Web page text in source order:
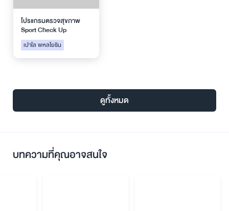
โปรแกรมตรวจสุขภาพ
Sport Check Up
เปาโล พหลโยธิน
ดูทั้งหมด
บทความที่คุณอาจสนใจ